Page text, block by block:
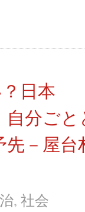
日本
分ごと
先－屋
, 社会